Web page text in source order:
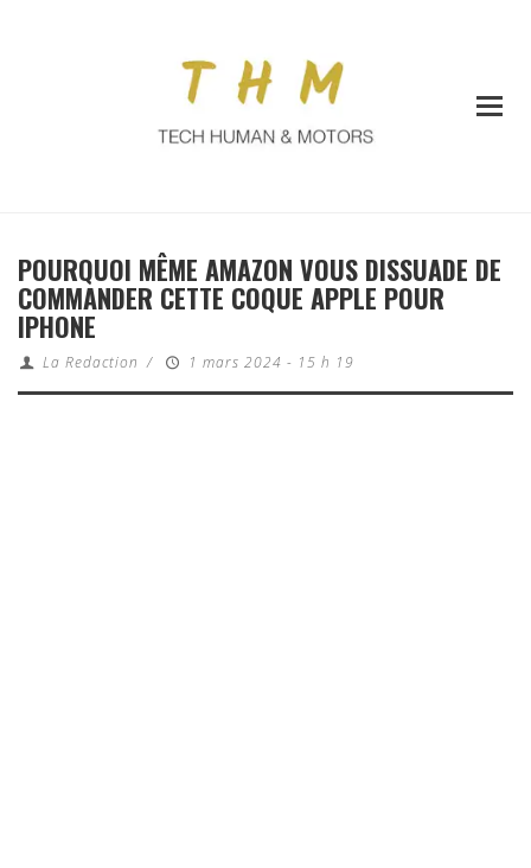
POURQUOI MÊME AMAZON VOUS DISSUADE DE
COMMANDER CETTE COQUE APPLE POUR
IPHONE
La Redaction / 1 mars 2024 - 15 h 19